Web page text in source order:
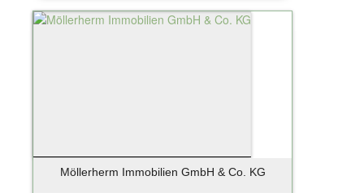
Möllerherm Immobilien GmbH & Co. KG